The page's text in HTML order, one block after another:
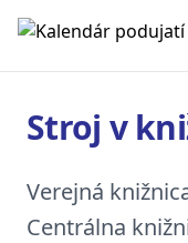
Kalendár podujatí
Stroj v
Verejná
Centrálna